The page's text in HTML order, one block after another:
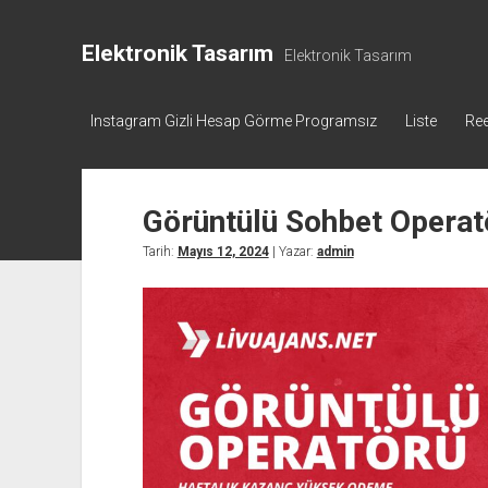
Elektronik Tasarım Elektronik Tasarım
Instagram Gizli Hesap Görme Programsız Liste
Görüntülü Sohbet
Tarih: Mayıs 12, 2024| Yazar: admin